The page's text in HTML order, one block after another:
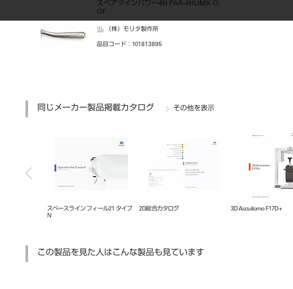
スペアツインパワー4H PAR-4HUMX-O-
OF
（株）モリタ製作所
品目コード ：101813895
同じメーカー製品掲載カタログ その他を表示
スペースライン フィール21 タイプ
N
2D総合カタログ 3D Accuitomo F17D+
この製品を見た人はこんな製品も見ています